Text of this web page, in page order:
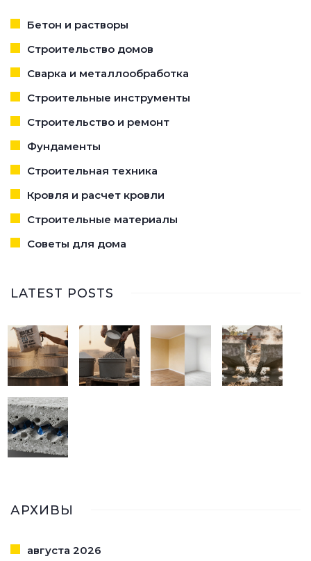
Бетон и растворы
Строительство домов
Сварка и металлообработка
Строительные инструменты
Строительство и ремонт
Фундаменты
Строительная техника
Кровля и расчет кровли
Строительные материалы
Советы для дома
LATEST POSTS
АРХИВЫ
августа 2026